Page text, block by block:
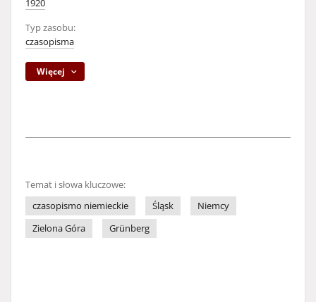
1920
Typ zasobu:
czasopisma
Więcej
Temat i słowa kluczowe:
czasopismo niemieckie
Śląsk
Niemcy
Zielona Góra
Grünberg